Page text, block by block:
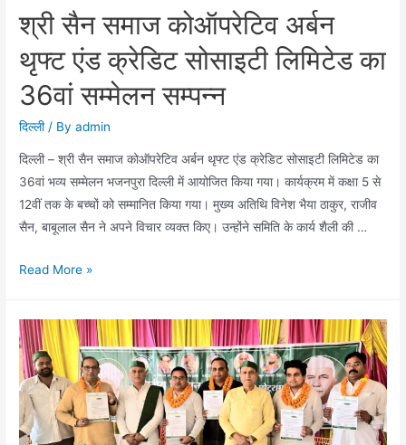
विनीत
का
जन्मदिन
श्री सैन समाज कोऑपरेटिव अर्बन
थृफ्ट एंड क्रेडिट सोसाइटी लिमिटेड का
36वां सम्मेलन सम्पन्न
दिल्ली/ Byadmin
दिल्ली – श्री सैन समाज कोऑपरेटिव अर्बन थृफ्ट एंड क्रेडिट सोसाइटी लिमिटेड का
36वां भव्य सम्मेलन भजनपुरा दिल्ली में आयोजित किया गया। कार्यक्रम में कक्षा 5 से
12वीं तक के बच्चों को सम्मानित किया गया। मुख्य अतिथि विनेश भैया ठाकुर, राजीव
सैन, बाबूलाल सैन ने अपने विचार व्यक्त किए। उन्होंने समिति के कार्य शैली की …
श्री
कोऑपरेटिव
अर्बन
थृफ्ट
एंड
क्रेडिट
Read More »